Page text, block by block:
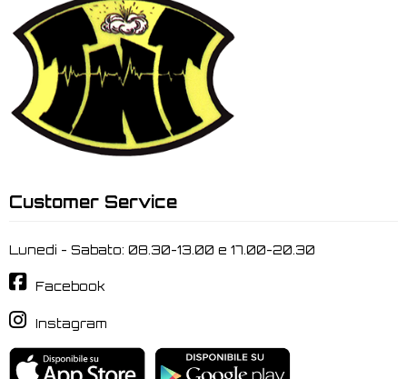
Customer Service
Lunedi - Sabato: 08.30-13.00 e 17.00-20.30
Facebook
Instagram